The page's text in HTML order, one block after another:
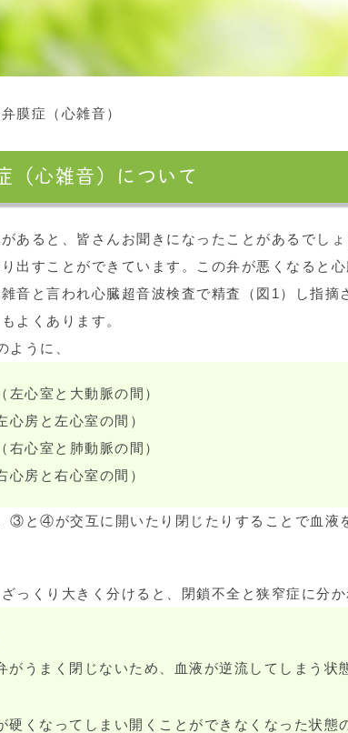
膜症（心雑音）
（心雑音）について
あると、皆さんお聞きになったことがあるでし
出すことができています。この弁が悪くなると
音と言われ心臓超音波検査で精査（図1）し指
よくあります。
ように、
左心室と大動脈の間）
心房と左心室の間）
右心室と肺動脈の間）
心房と右心室の間）
と④が交互に開いたり閉じたりすることで血液
っくり大きく分けると、閉鎖不全と狭窄症に分か
がうまく閉じないため、血液が逆流してしまう状
硬くなってしまい開くことができなくなった状態